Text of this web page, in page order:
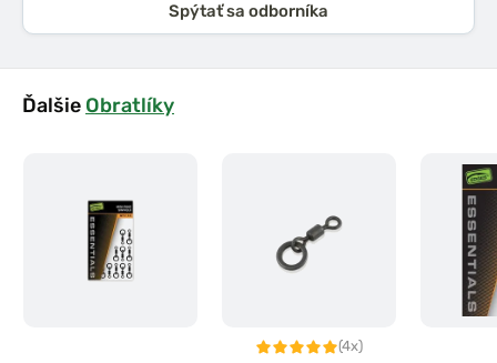
Spýtať sa odborníka
Ďalšie Obratlíky
(4x)